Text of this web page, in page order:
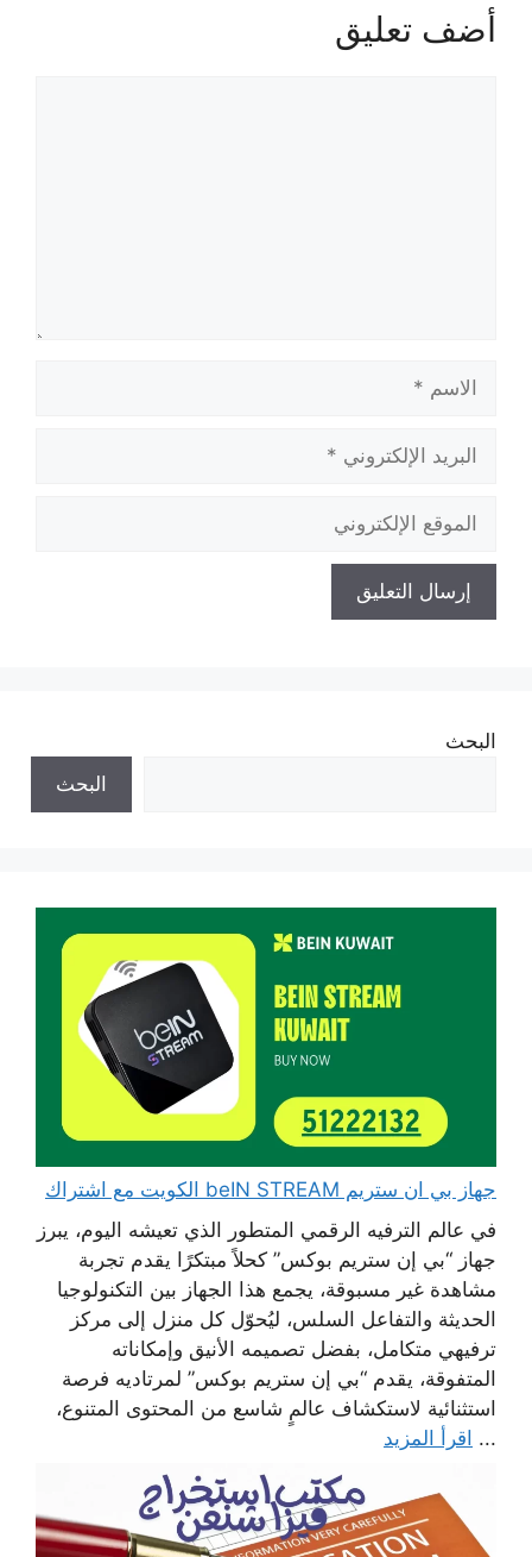
أضف تعليق
الإلكتروني
الإلكتروني
البحث
البحث
جهاز بي ان ستريم beIN STREAM الكويت مع اشتراك
في عالم الترفيه الرقمي المتطور الذي تعيشه اليوم، يبرز
جهاز “بي إن ستريم بوكس” كحلاً مبتكرًا يقدم تجربة
مشاهدة غير مسبوقة، يجمع هذا الجهاز بين التكنولوجيا
الحديثة والتفاعل السلس، ليُحوّل كل منزل إلى مركز
ترفيهي متكامل، بفضل تصميمه الأنيق وإمكاناته
المتفوقة، يقدم “بي إن ستريم بوكس” لمرتاديه فرصة
استثنائية لاستكشاف عالمٍ شاسع من المحتوى المتنوع،
... اقرأ المزيد